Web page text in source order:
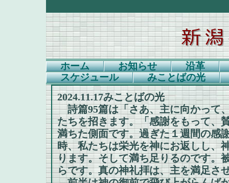
ホーム お知らせ
沿革
スケジュール
みことばの光
2024.11.17みことばの光
詩篇95篇は「さあ、主に向かって
たちを招きます。「感謝をもって、
満ちた側面です。過ぎた１週間の感
時、私たちは栄光を神にお返しし、
ります。そして満ち足りるのです。
らです。真の神礼拝は、主を満足さ